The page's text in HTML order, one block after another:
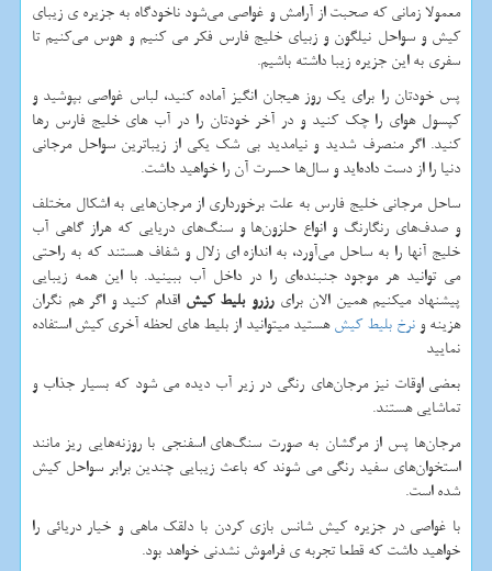
معمولا زمانی که صحبت از آرامش و غواصی می‌شود ناخودگاه به جزیره ی زیبای
کیش و سواحل نیلگون و زبیای خلیج فارس فکر می کنیم و هوس می‌کنیم تا
سفری به این جزیره زیبا داشته باشیم.
پس خودتان را برای یک روز هیجان انگیز آماده کنید، لباس غواصی بپوشید و
کپسول هوای را چک کنید و در آخر خودتان را در آب های خلیج فارس رها
کنید. اگر منصرف شدید و نیامدید بی شک یکی از زیباترین سواحل مرجانی
دنیا را از دست داده‌اید و سال‌ها حسرت آن را خواهید داشت.
ساحل مرجانی خلیج فارس به علت برخورداری از مرجان‌هایی به اشکال مختلف
و صدف‌های رنگارنگ و انواع حلزون‌ها و سنگ‌های دریایی که هراز گاهی آب
خلیج آنها را به ساحل می‌آورد، به اندازه ای زلال و شفاف هستند که به راحتی
می توانید هر موجود جنبنده‌ای را در داخل آب ببینید. با این همه زیبایی
پیشنهاد میکنیم همین الان برایرزرو بلیط کیش اقدام کنید و اگر هم نگران
هزینه ونرخ بلیط کیشهستید میتوانید از بلیط های لحظه آخری کیش استفاده
نمایید
بعضی اوقات نیز مرجان‌های رنگی در زیر آب دیده می شود که بسیار جذاب و
تماشایی هستند.
مرجان‌ها پس از مرگشان به صورت سنگ‌های اسفنجی با روزنه‌هایی ریز مانند
استخوان‌های سفید رنگی می شوند که باعث زیبایی چندین برابر سواحل کیش
شده است.
با غواصی در جزیره کیش شانس بازی کردن با دلقک ماهی و خیار دریائی را
خواهید داشت که قطعا تجربه ی فراموش نشدنی خواهد بود.